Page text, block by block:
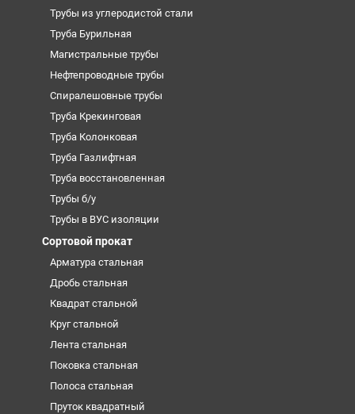
Трубы из углеродистой стали
Труба Бурильная
Магистральные трубы
Нефтепроводные трубы
Спиралешовные трубы
Труба Крекинговая
Труба Колонковая
Труба Газлифтная
Труба восстановленная
Трубы б/у
Трубы в ВУС изоляции
Сортовой прокат
Арматура стальная
Дробь стальная
Квадрат стальной
Круг стальной
Лента стальная
Поковка стальная
Полоса стальная
Пруток квадратный